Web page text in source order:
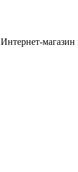
Интернет-